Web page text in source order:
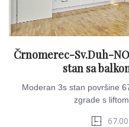
Črnomerec-Sv.Duh-
stan sa
Moderan 3s stan površine
zgrade s